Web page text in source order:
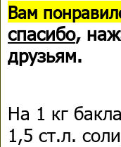
Вам
спасибо,
друзьям.
На 1 кг
1,5 ст.л.